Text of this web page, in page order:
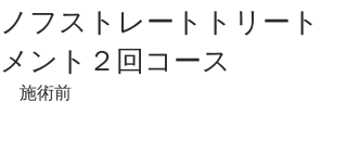
ノフストレートトリート
メント２回コース
施術前